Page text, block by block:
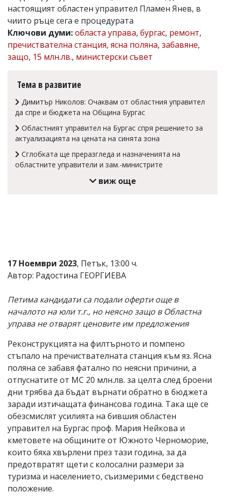
Коментарите
под
статиите
се
въвеждат
от
редакцията
носи
отговорност
тях!
Ако
обиден
настоящият областен управител Пламен Янев, в
чиито ръце сега е процедурата
Ключови думи:областа управа, бургас, ремонт,
пречиствателна станция, ясна поляна, забавяне,
защо, 15 млн.лв., министерски съвет
Тема в развитие
Димитър Николов: Очаквам от областния управител
да спре и бюджета на Община Бургас
Областният управител на Бургас спря решението за
актуализацията на цената на синята зона
Сглобката ще преразгледа и назначенията на
областните управители и зам.-министрите
виж още
17 Ноември 2023, Петък, 13:00 ч.
Автор: Радостина ГЕОРГИЕВА
Петима кандидати са подали оферти още в
началото на юли т.г., но неясно защо в Областна
управа не отварят ценовите им предложения
Реконструкцията на филтърното и помпено
стъпало на пречиствателната станция към яз. Ясна
поляна се забавя фатално по неясни причини, а
отпуснатите от МС 20 млн.лв. за целта след броени
дни трябва да бъдат върнати обратно в бюджета
заради изтичащата финансова година. Така ще се
обезсмислят усилията на бившия областен
управител на Бургас проф. Мария Нейкова и
кметовете на общините от Южното Черноморие,
които бяха хвърлени през тази година, за да
предотвратят щети с колосални размери за
туризма и населението, съизмерими с бедствено
положение.